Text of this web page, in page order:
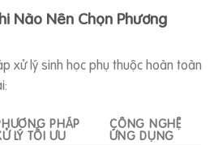
Nào Nên Chọn Phương
xử lý sinh học phụ thuộc hoàn toàn
PHÁP
LÝ TỐI ƯU
CÔNG NGHỆ
ỨNG DỤNG